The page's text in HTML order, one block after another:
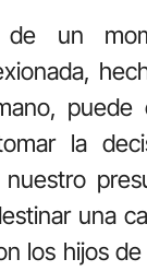
de un
puede
la
una
los hijos